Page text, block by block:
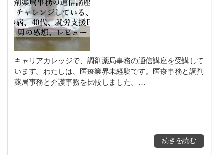
キャリアカレッジで、調剤薬局事務の通信講座を受講して
います。わたしは、医療業界未経験です。医療事務と調剤
薬局事務と介護事務を比較しました。…
続きを読む